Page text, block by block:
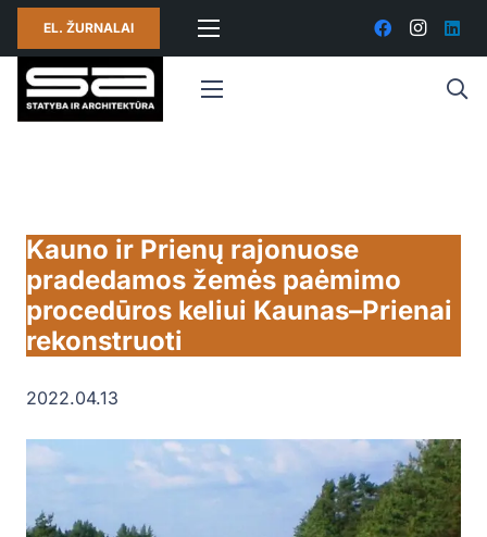
EL. ŽURNALAI
Kauno ir Prienų rajonuose
pradedamos žemės paėmimo
procedūros keliui Kaunas–Prienai
rekonstruoti
2022.04.13